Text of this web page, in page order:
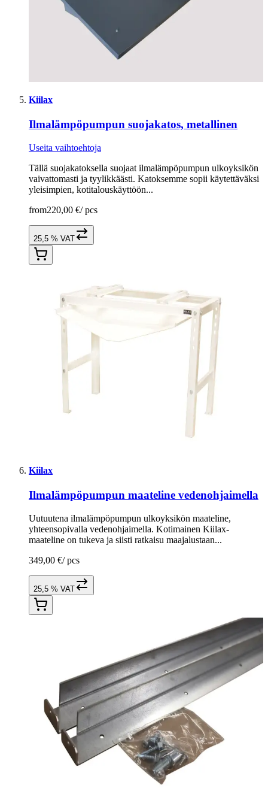
Kiilax
Ilmalämpöpumpun suojakatos, metallinen
Useita vaihtoehtoja
Tällä suojakatoksella suojaat ilmalämpöpumpun ulkoyksikön
vaivattomasti ja tyylikkäästi. Katoksemme sopii käytettäväksi
yleisimpien, kotitalouskäyttöön...
from220,00 €/ pcs
25,5 % VAT
Kiilax
Ilmalämpöpumpun maateline vedenohjaimella
Uutuutena ilmalämpöpumpun ulkoyksikön maateline,
yhteensopivalla vedenohjaimella. Kotimainen Kiilax-
maateline on tukeva ja siisti ratkaisu maajalustaan...
349,00 €/ pcs
25,5 % VAT